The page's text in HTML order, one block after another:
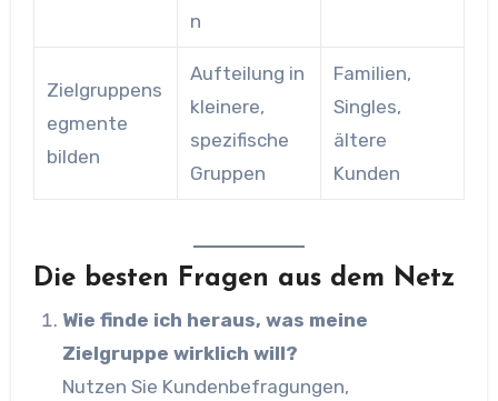
n
Zielgruppens
egmente
bilden
Aufteilung in
kleinere,
spezifische
Gruppen
Familien,
Singles,
ältere
Kunden
Die besten Fragen aus dem Netz
Wie finde ich heraus, was meine
Zielgruppe wirklich will?
Nutzen Sie Kundenbefragungen,